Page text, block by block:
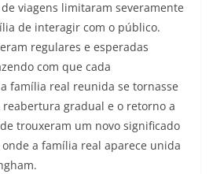
viagens limitaram severamente
de interagir com o público.
regulares e esperadas
com que cada
família real reunida se tornasse
reabertura gradual e o retorno a
trouxeram um novo significado
a família real aparece unida